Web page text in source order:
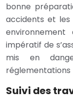
bonne
accidents et
impératif de
mis en
réglementations
Suivi des